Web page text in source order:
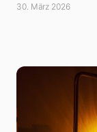
30. März 2026